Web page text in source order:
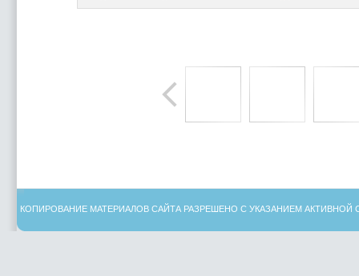
КОПИРОВАНИЕ МАТЕРИАЛОВ САЙТА РАЗРЕШЕНО С УКАЗАНИЕМ АКТИВНОЙ